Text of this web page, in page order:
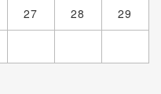
27 28 29